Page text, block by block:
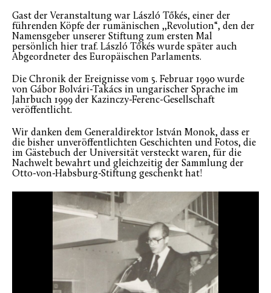
Gast der Veranstaltung war László Tőkés, einer der
führenden Köpfe der rumänischen ,,Revolution“, den der
Namensgeber unserer Stiftung zum ersten Mal
persönlich hier traf. László Tőkés wurde später auch
Abgeordneter des Europäischen Parlaments.
Die Chronik der Ereignisse vom 5. Februar 1990 wurde
von Gábor Bolvári-Takács in ungarischer Sprache im
Jahrbuch 1999 der Kazinczy-Ferenc-Gesellschaft
veröffentlicht.
Wir danken dem Generaldirektor István Monok, dass er
die bisher unveröffentlichten Geschichten und Fotos, die
im Gästebuch der Universität versteckt waren, für die
Nachwelt bewahrt und gleichzeitig der Sammlung der
Otto-von-Habsburg-Stiftung geschenkt hat!